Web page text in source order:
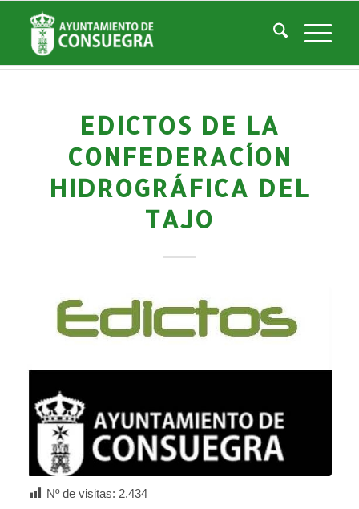
Noticias
Usted está aquí: Inicio / Noticias
Histórico Noticias
/ Edictos de la Confederacíon Hidrográfica del Tajo
EDICTOS DE LA
CONFEDERACÍON
HIDROGRÁFICA DEL
TAJO
Nº de visitas: 2.434